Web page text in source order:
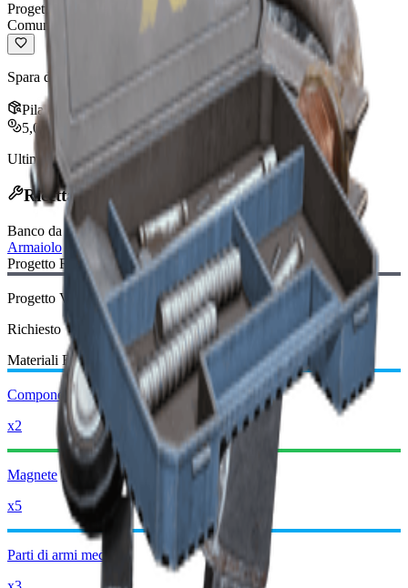
Progetto
Comune
Spara due colpi alla volta.
Pila:
5,000
Ultimo aggiornamento:
Ricetta di Creazione
Banco da Lavoro
Armaiolo
Progetto Richiesto:
Progetto Venator
Richiesto
Materiali Richiesti:
Componenti meccanici avanzati
x2
Magnete
x5
Parti di armi medie